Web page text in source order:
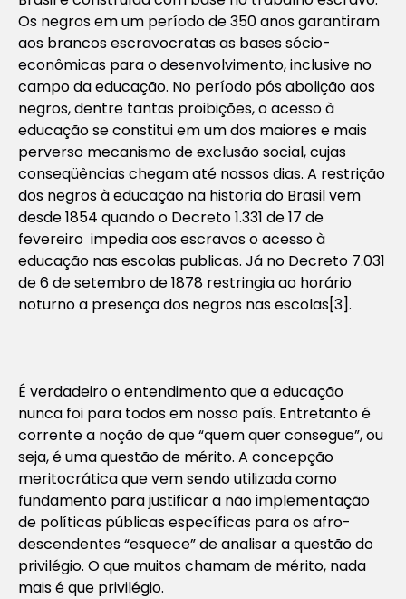
Os negros em um período de 350 anos garantiram
aos brancos escravocratas as bases sócio-
econômicas para o desenvolvimento, inclusive no
campo da educação. No período pós abolição aos
negros, dentre tantas proibições, o acesso à
educação se constitui em um dos maiores e mais
perverso mecanismo de exclusão social, cujas
conseqüências chegam até nossos dias. A restrição
dos negros à educação na historia do Brasil vem
desde 1854 quando o Decreto 1.331 de 17 de
fevereiro impedia aos escravos o acesso à
educação nas escolas publicas. Já no Decreto 7.031
de 6 de setembro de 1878 restringia ao horário
noturno a presença dos negros nas escolas[3].
É verdadeiro o entendimento que a educação
nunca foi para todos em nosso país. Entretanto é
corrente a noção de que “quem quer consegue”, ou
seja, é uma questão de mérito. A concepção
meritocrática que vem sendo utilizada como
fundamento para justificar a não implementação
de políticas públicas específicas para os afro-
descendentes “esquece” de analisar a questão do
privilégio. O que muitos chamam de mérito, nada
mais é que privilégio.